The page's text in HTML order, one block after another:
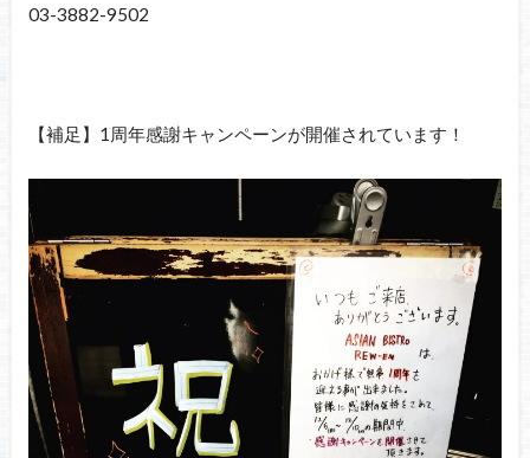
03-3882-9502
【補足】1周年感謝キャンペーンが開催されています！